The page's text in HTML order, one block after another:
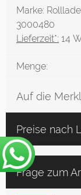
Marke:
3000480
Lieferzeit*: 14
Menge:
Auf die
Preise nach
Frage zum